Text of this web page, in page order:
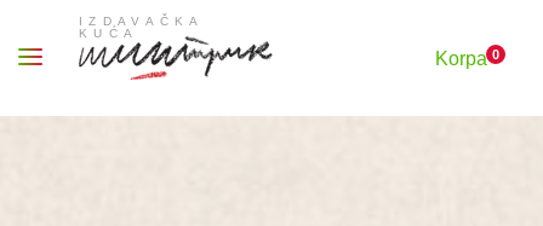
Korpa0